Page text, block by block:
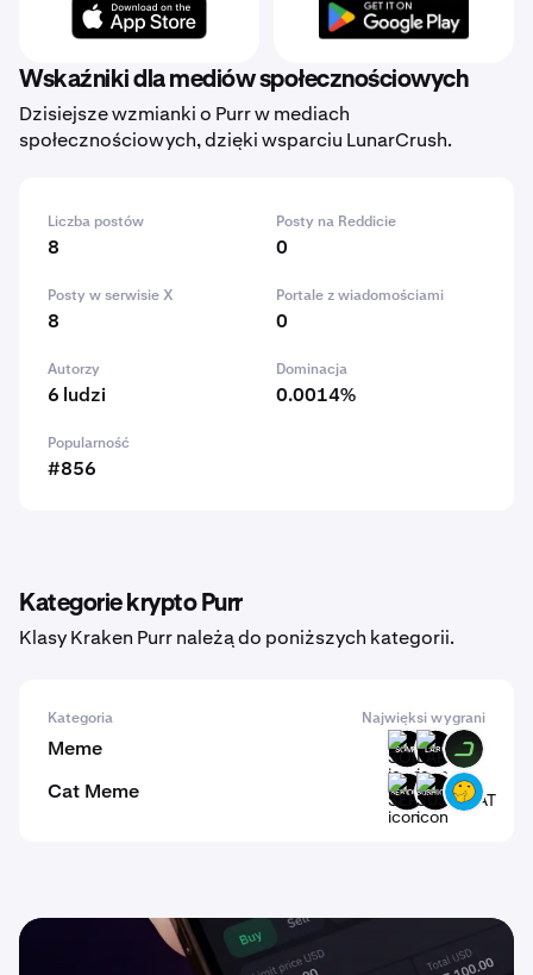
Wskaźniki dla mediów społecznościowych
Dzisiejsze wzmianki o Purr w mediach
społecznościowych, dzięki wsparciu LunarCrush.
Liczba postów
8
Posty na Reddicie
0
Posty w serwisie X
8
Portale z wiadomościami
0
Autorzy
6 ludzi
Dominacja
0.0014%
Popularność
#856
Kategorie krypto Purr
Klasy Kraken Purr należą do poniższych kategorii.
Kategoria Najwięksi wygrani
Meme SOMPI LARP DARK
Cat Meme SERIOUSSUSHICATHMM